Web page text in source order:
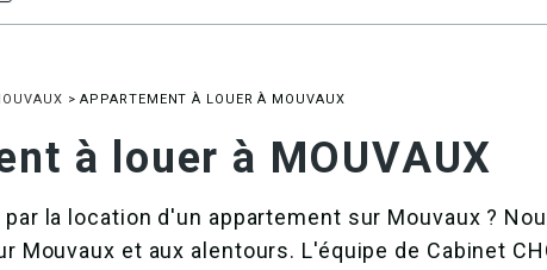
>APPARTEMENT À LOUER À MOUVAUX
à louer à MOUVAUX
la location d'un appartement sur Mouvaux ?
Mouvaux et aux alentours. L'équipe de Cabinet